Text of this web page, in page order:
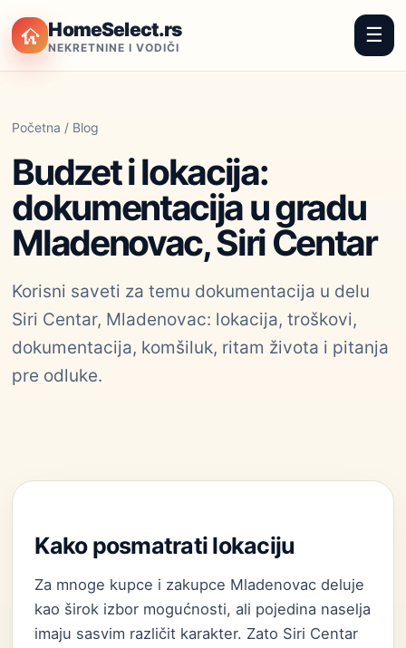
HomeSelect.rs
NEKRETNINE I VODIČI
☰
Početna / Blog
Budzet i lokacija:
dokumentacija u gradu
Mladenovac, Siri Centar
Korisni saveti za temu dokumentacija u delu
Siri Centar, Mladenovac: lokacija, troškovi,
dokumentacija, komšiluk, ritam života i pitanja
pre odluke.
Kako posmatrati lokaciju
Za mnoge kupce i zakupce Mladenovac deluje
kao širok izbor mogućnosti, ali pojedina naselja
imaju sasvim različit karakter. Zato Siri Centar